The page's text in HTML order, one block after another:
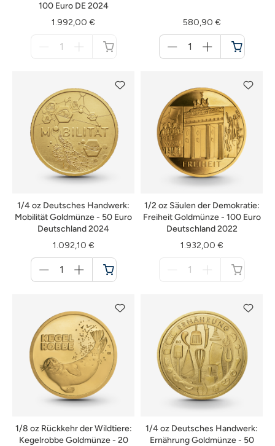
100 Euro DE 2024
1.992,00 €
580,90 €
für
Warenkorb
1/4 oz Deutsches Handwerk:
Mobilität Goldmünze - 50 Euro
Deutschland 2024
1.092,10 €
für
Warenkorb
1/2 oz Säulen der Demokratie:
Freiheit Goldmünze - 100 Euro
Deutschland 2022
1.932,00 €
1/8 oz Rückkehr der Wildtiere:
Kegelrobbe Goldmünze - 20
1/4 oz Deutsches Handwerk:
Ernährung Goldmünze - 50